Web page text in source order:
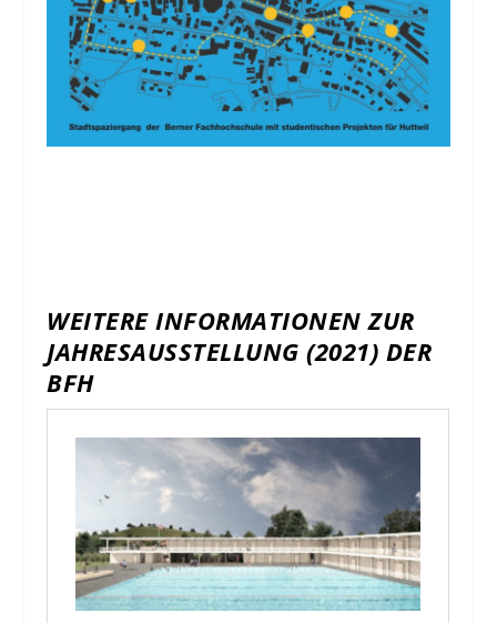
WEITERE INFORMATIONEN ZUR
JAHRESAUSSTELLUNG (2021) DER
BFH